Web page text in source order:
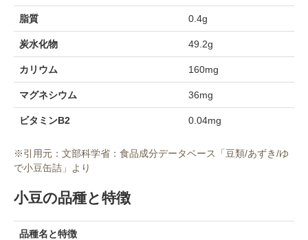
脂質 0.4g
炭水化物 49.2g
カリウム 160mg
マグネシウム 36mg
ビタミンB2 0.04mg
※引用元：文部科学省：食品成分データベース「豆類/あずき/ゆ
で小豆缶詰」より
小豆の品種と特徴
品種名と特徴